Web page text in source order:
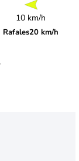
10 km/h
Rafales20 km/h